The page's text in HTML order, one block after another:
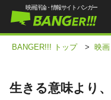
映画評論・情報サイト バンガー
BANGER!!! トップ > 映画
生きる意味より